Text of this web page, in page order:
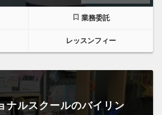
業務委託
レッスンフィー
ナルスクールのバイリン